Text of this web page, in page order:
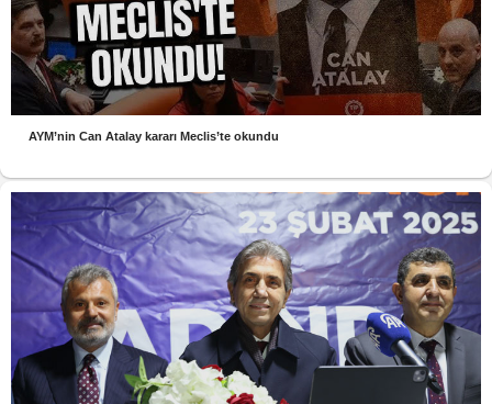
AYM’nin Can Atalay kararı Meclis’te okundu